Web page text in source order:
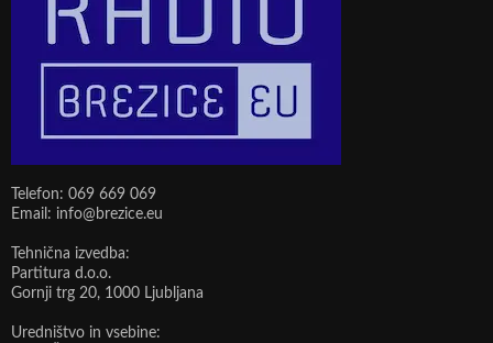
Telefon: 069 669 069
Email: info@brezice.eu
Tehnična izvedba:
Partitura d.o.o.
Gornji trg 20, 1000 Ljubljana
Uredništvo in vsebine: